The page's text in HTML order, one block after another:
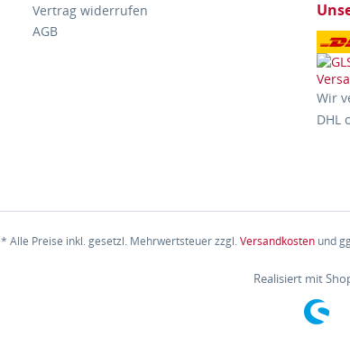
Vertrag widerrufen
AGB
Wir
DHL
* Alle Preise inkl. gesetzl. Mehrwertsteuer zzgl.Versandkostenund
Realisiert mit